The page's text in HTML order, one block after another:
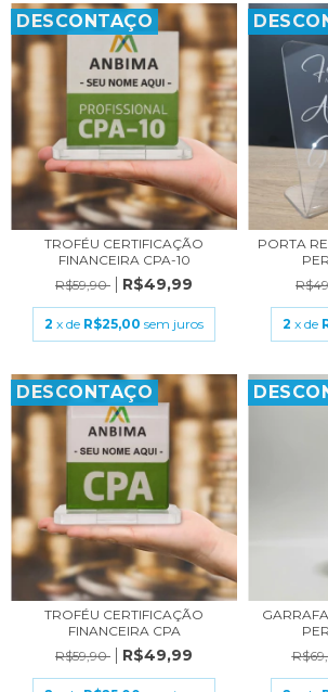
DESCONTAÇO
TROFÉU CERTIFICAÇÃO
FINANCEIRA CPA-10
R$59,90
R$49,99
2 x de R$25,00 sem juros
PORTA
2 x de
DESCONTAÇO
TROFÉU CERTIFICAÇÃO
FINANCEIRA CPA
R$59,90
R$49,99